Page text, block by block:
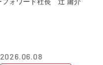
2026.06.08